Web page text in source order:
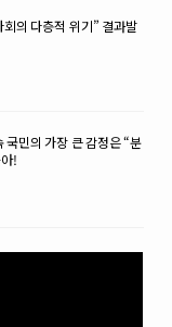
의 다층적 위기” 결과발
민의 가장 큰 감정은 “분
!